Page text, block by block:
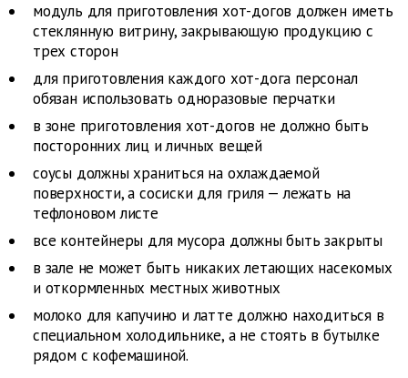
модуль для приготовления хот-догов должен иметь
стеклянную витрину, закрывающую продукцию с
трех сторон
для приготовления каждого хот-дога персонал
обязан использовать одноразовые перчатки
в зоне приготовления хот-догов не должно быть
посторонних лиц и личных вещей
соусы должны храниться на охлаждаемой
поверхности, а сосиски для гриля — лежать на
тефлоновом листе
все контейнеры для мусора должны быть закрыты
в зале не может быть никаких летающих насекомых
и откормленных местных животных
молоко для капучино и латте должно находиться в
специальном холодильнике, а не стоять в бутылке
рядом с кофемашиной.